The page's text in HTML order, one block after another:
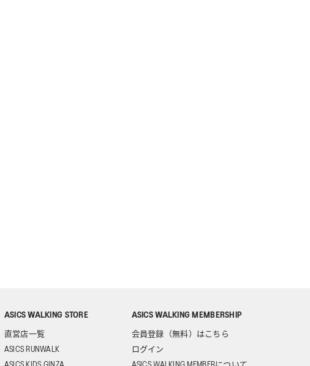
ASICS WALKING STORE
直営店一覧
ASICS RUNWALK
ASICS WALKING MEMBERSHIP
会員登録（無料）はこちら
ログイン